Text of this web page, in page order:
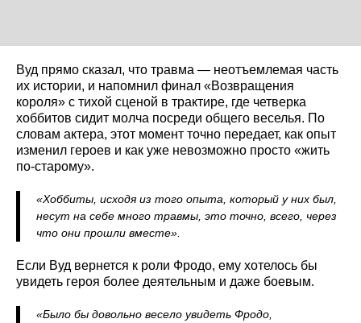
Вуд прямо сказал, что травма — неотъемлемая часть
их истории, и напомнил финал «Возвращения
короля» с тихой сценой в трактире, где четверка
хоббитов сидит молча посреди общего веселья. По
словам актера, этот момент точно передает, как опыт
изменил героев и как уже невозможно просто «жить
по-старому».
«Хоббиты, исходя из того опыта, который у них был,
несут на себе много травмы, это точно, всего, через
что они прошли вместе».
Если Вуд вернется к роли Фродо, ему хотелось бы
увидеть героя более деятельным и даже боевым.
«Было бы довольно весело увидеть Фродо,